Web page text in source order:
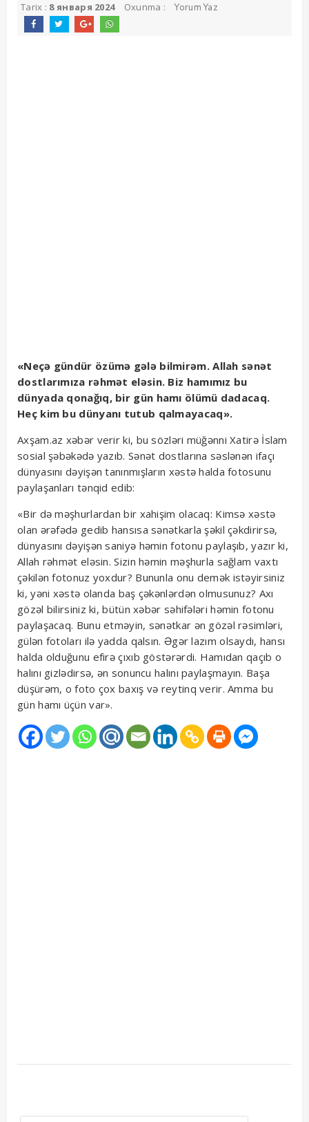
Tarix : 8 января 2024 Oxunma : Yorum Yaz
«Neçə gündür özümə gələ bilmirəm. Allah sənət
dostlarımıza rəhmət eləsin. Biz hamımız bu
dünyada qonağıq, bir gün hamı ölümü dadacaq.
Heç kim bu dünyanı tutub qalmayacaq».
Axşam.az xəbər verir ki, bu sözləri müğənni Xatirə İslam
sosial şəbəkədə yazıb. Sənət dostlarına səslənən ifaçı
dünyasını dəyişən tanınmışların xəstə halda fotosunu
paylaşanları tənqid edib:
«Bir də məşhurlardan bir xahişim olacaq: Kimsə xəstə
olan ərəfədə gedib hansısa sənətkarla şəkil çəkdirirsə,
dünyasını dəyişən saniyə həmin fotonu paylaşıb, yazır ki,
Allah rəhmət eləsin. Sizin həmin məşhurla sağlam vaxtı
çəkilən fotonuz yoxdur? Bununla onu demək istəyirsiniz
ki, yəni xəstə olanda baş çəkənlərdən olmusunuz? Axı
gözəl bilirsiniz ki, bütün xəbər səhifələri həmin fotonu
paylaşacaq. Bunu etməyin, sənətkar ən gözəl rəsimləri,
gülən fotoları ilə yadda qalsın. Əgər lazım olsaydı, hansı
halda olduğunu efirə çıxıb göstərərdi. Hamıdan qaçıb o
halını gizlədirsə, ən sonuncu halını paylaşmayın. Başa
düşürəm, o foto çox baxış və reytinq verir. Amma bu
gün hamı üçün var».